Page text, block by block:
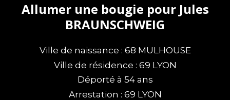
Allumer une bougie pour Jules
BRAUNSCHWEIG
Ville de naissance : 68 MULHOUSE
Ville de résidence : 69 LYON
Déporté à 54 ans
Arrestation : 69 LYON